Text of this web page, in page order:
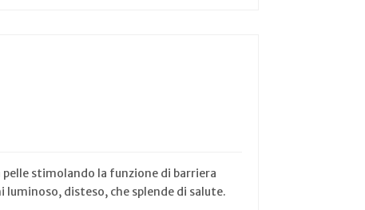
stimolando la funzione di barriera
disteso, che splende di salute.